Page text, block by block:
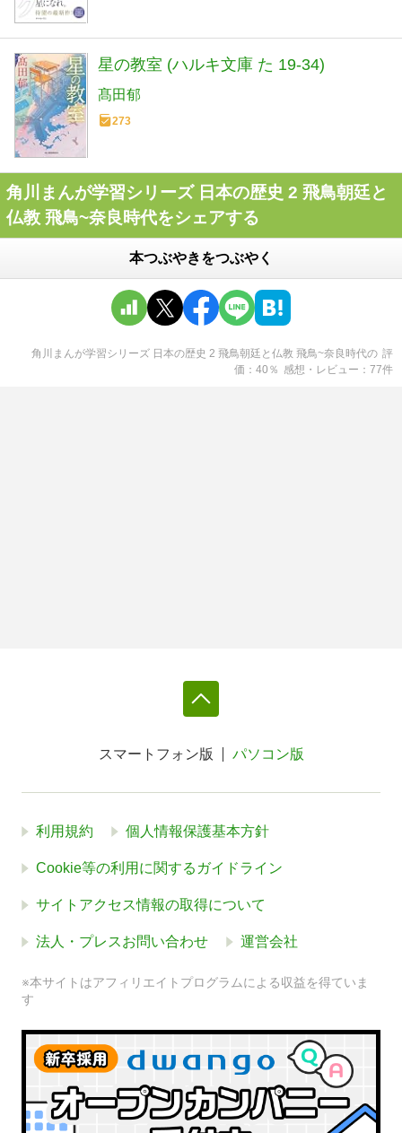
星の教室 (ハルキ文庫 た 19-34)
髙田郁
273
角川まんが学習シリーズ 日本の歴史 2 飛鳥朝廷と
仏教 飛鳥~奈良時代をシェアする
本つぶやきをつぶやく
角川まんが学習シリーズ 日本の歴史 2 飛鳥朝廷と仏教 飛鳥~奈良時代の 評
価
40 ％ 感想・レビュー 77件
スマートフォン版 パソコン版
利用規約 個人情報保護基本方針
Cookie等の利用に関するガイドライン
サイトアクセス情報の取得について
法人・プレスお問い合わせ 運営会社
※本サイトはアフィリエイトプログラムによる収益を得ていま
す